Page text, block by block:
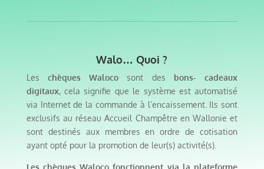
Walo… Quoi ?
Leschèques Waloco sont des bons- cadeaux
digitaux, cela signifie que le système est automatisé
via Internet de la commande à l’encaissement. Ils sont
exclusifs au réseau Accueil Champêtre en Wallonie et
sont destinés aux membres en ordre de cotisation
ayant opté pour la promotion de leur(s) activité(s).
Les chèques Waloco fonctionnent via la plateforme